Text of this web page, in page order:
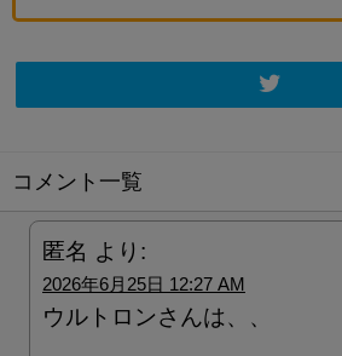
コメント一覧
匿名 より:
2026年6月25日 12:27 AM
ウルトロンさんは、、